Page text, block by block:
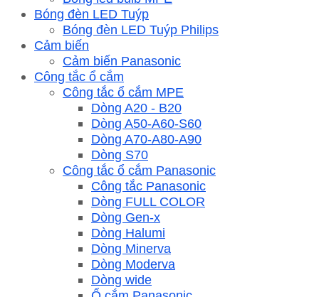
Bóng đèn LED Tuýp
Bóng đèn LED Tuýp Philips
Cảm biến
Cảm biến Panasonic
Công tắc ổ cắm
Công tắc ổ cắm MPE
Dòng A20 - B20
Dòng A50-A60-S60
Dòng A70-A80-A90
Dòng S70
Công tắc ổ cắm Panasonic
Công tắc Panasonic
Dòng FULL COLOR
Dòng Gen-x
Dòng Halumi
Dòng Minerva
Dòng Moderva
Dòng wide